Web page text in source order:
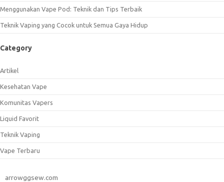
Menggunakan Vape Pod: Teknik dan Tips Terbaik
Teknik Vaping yang Cocok untuk Semua Gaya Hidup
Category
Artikel
Kesehatan Vape
Komunitas Vapers
Liquid Favorit
Teknik Vaping
Vape Terbaru
arrowggsew.com